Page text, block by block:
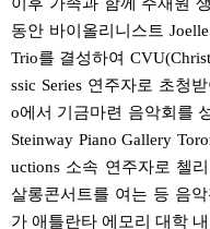
이후 가족과 함께 주재원
동안 바이올리니스트
Trio를 결성하여
ssic Series 연주자로 초청
o에서 기금마련 음악회를
Steinway Piano Gallery
uctions 소속 연주자로 첼
살롱콘서트를 여는 등 음
가 애틀란타 에모리 대학